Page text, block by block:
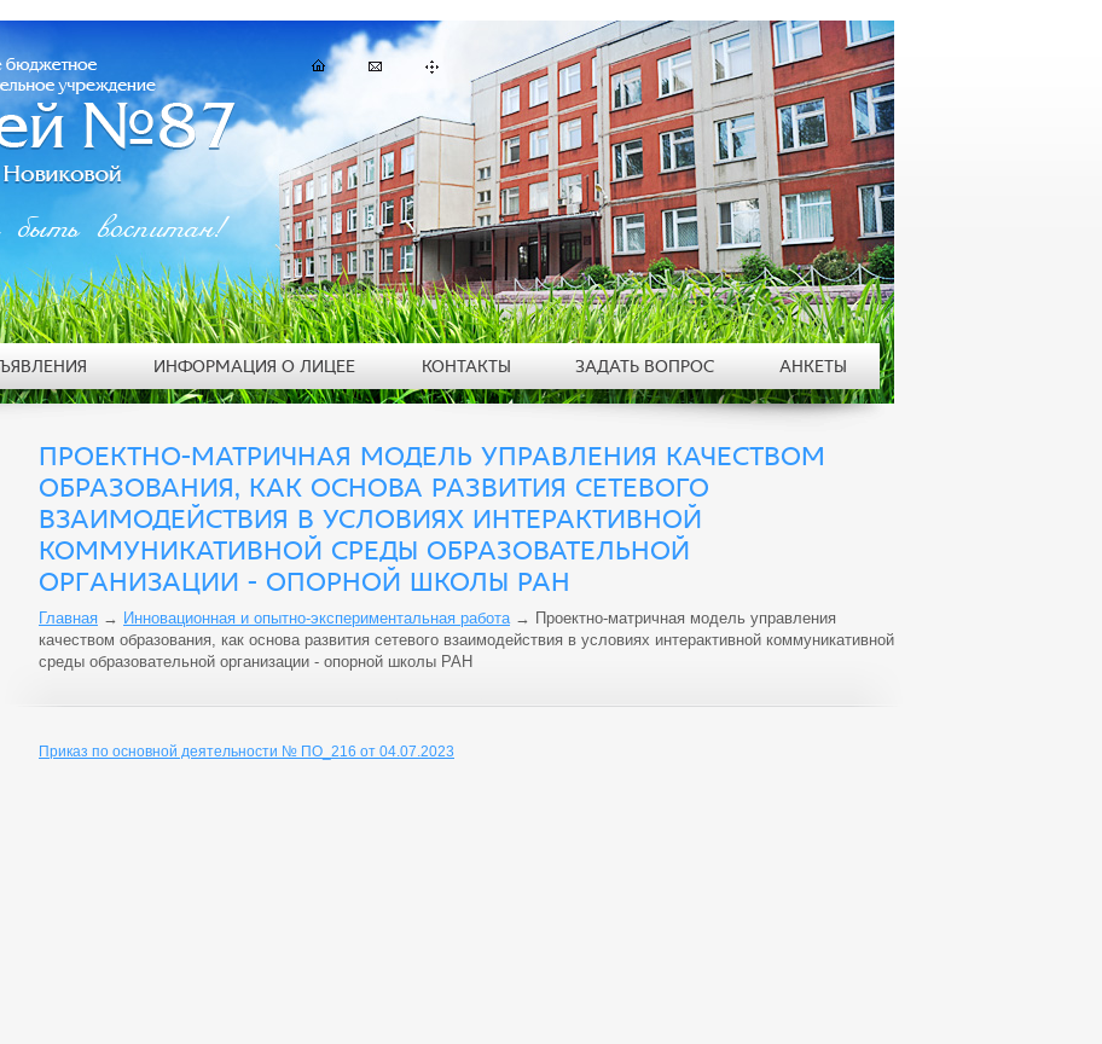
ПРОЕКТНО-МАТРИЧНАЯ МОДЕЛЬ УПРАВЛЕНИЯ КАЧЕСТВОМ
ОБРАЗОВАНИЯ, КАК ОСНОВА РАЗВИТИЯ СЕТЕВОГО
ВЗАИМОДЕЙСТВИЯ В УСЛОВИЯХ ИНТЕРАКТИВНОЙ
КОММУНИКАТИВНОЙ СРЕДЫ ОБРАЗОВАТЕЛЬНОЙ
ОРГАНИЗАЦИИ - ОПОРНОЙ ШКОЛЫ РАН
Главная → Инновационная и опытно-экспериментальная работа→ Проектно-матричная модель управления
качеством образования, как основа развития сетевого взаимодействия в условиях интерактивной коммуникативной
среды образовательной организации - опорной школы РАН
Приказ по основной деятельности № ПО_216 от 04.07.2023
воспитан!
ИНФОРМАЦИЯ О ЛИЦЕЕ КОНТАКТЫ ЗАДАТЬ ВОПРОС АНКЕТЫ